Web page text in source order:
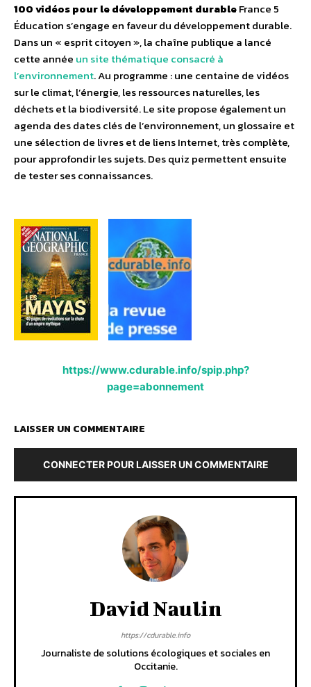
100 vidéos pour le développement durableFrance 5
Éducation s’engage en faveur du développement durable.
Dans un « esprit citoyen », la chaîne publique a lancé
cette année un site thématique consacré à
l’environnement. Au programme : une centaine de vidéos
sur le climat, l’énergie, les ressources naturelles, les
déchets et la biodiversité. Le site propose également un
agenda des dates clés de l’environnement, un glossaire et
une sélection de livres et de liens Internet, très complète,
pour approfondir les sujets. Des quiz permettent ensuite
de tester ses connaissances.
https://www.cdurable.info/spip.php?
page=abonnement
LAISSER UN COMMENTAIRE
CONNECTER POUR LAISSER UN COMMENTAIRE
David Naulin
https://cdurable.info
Journaliste de solutions écologiques et sociales en
Occitanie.